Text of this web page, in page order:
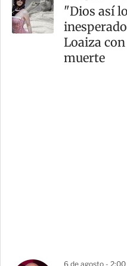
"Dios así
Loaiza
muerte
6 de agosto -